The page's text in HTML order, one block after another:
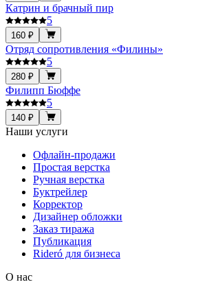
Катрин и брачный пир
5
160 ₽
Отряд сопротивления «Филины»
5
280 ₽
Филипп Бюффе
5
140 ₽
Наши услуги
Офлайн-продажи
Простая верстка
Ручная верстка
Буктрейлер
Корректор
Дизайнер обложки
Заказ тиража
Публикация
Rideró для бизнеса
О нас